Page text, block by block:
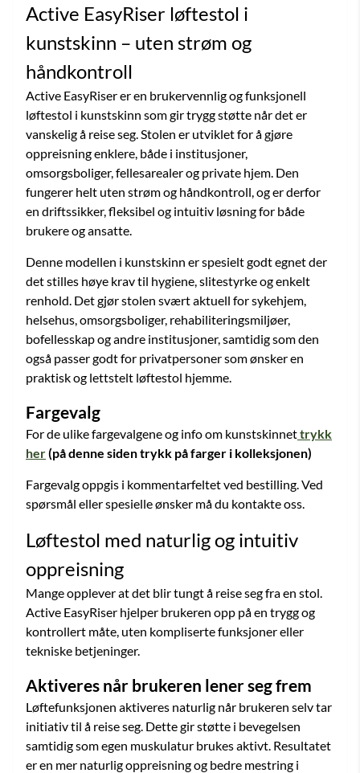
Active EasyRiser løftestol i
kunstskinn – uten strøm og
håndkontroll
Active EasyRiser er en brukervennlig og funksjonell
løftestol i kunstskinn som gir trygg støtte når det er
vanskelig å reise seg. Stolen er utviklet for å gjøre
oppreisning enklere, både i institusjoner,
omsorgsboliger, fellesarealer og private hjem. Den
fungerer helt uten strøm og håndkontroll, og er derfor
en driftssikker, fleksibel og intuitiv løsning for både
brukere og ansatte.
Denne modellen i kunstskinn er spesielt godt egnet der
det stilles høye krav til hygiene, slitestyrke og enkelt
renhold. Det gjør stolen svært aktuell for sykehjem,
helsehus, omsorgsboliger, rehabiliteringsmiljøer,
bofellesskap og andre institusjoner, samtidig som den
også passer godt for privatpersoner som ønsker en
praktisk og lettstelt løftestol hjemme.
Fargevalg
For de ulike fargevalgene og info om kunstskinnettrykk
her(på denne siden trykk på farger i kolleksjonen)
Fargevalg oppgis i kommentarfeltet ved bestilling. Ved
spørsmål eller spesielle ønsker må du kontakte oss.
Løftestol med naturlig og intuitiv
oppreisning
Mange opplever at det blir tungt å reise seg fra en stol.
Active EasyRiser hjelper brukeren opp på en trygg og
kontrollert måte, uten kompliserte funksjoner eller
tekniske betjeninger.
Aktiveres når brukeren lener seg frem
Løftefunksjonen aktiveres naturlig når brukeren selv tar
initiativ til å reise seg. Dette gir støtte i bevegelsen
samtidig som egen muskulatur brukes aktivt. Resultatet
er en mer naturlig oppreisning og bedre mestring i